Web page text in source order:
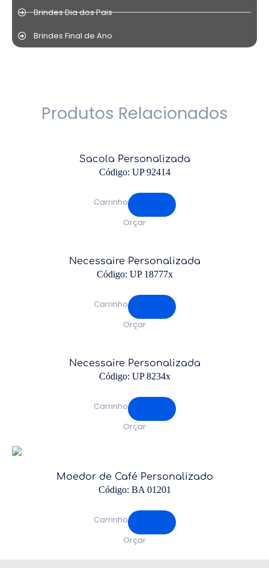
Brindes Dia dos Pais
Brindes Final de Ano
Produtos Relacionados
Sacola Personalizada
Código: UP 92414
Carrinho
Orçar
Necessaire Personalizada
Código: UP 18777x
Carrinho
Orçar
Necessaire Personalizada
Código: UP 8234x
Carrinho
Orçar
Moedor de Café Personalizado
Código: BA 01201
Carrinho
Orçar